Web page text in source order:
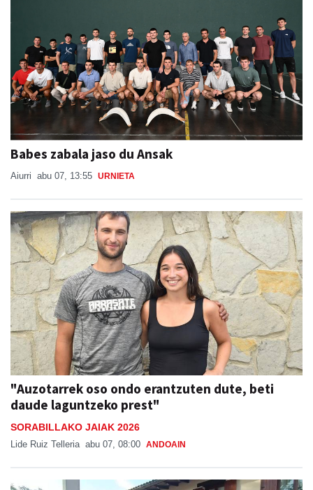
Babes zabala jaso du Ansak
Aiurri abu 07, 13:55 URNIETA
"Auzotarrek oso ondo erantzuten dute, beti
daude laguntzeko prest"
SORABILLAKO JAIAK 2026
Lide Ruiz Telleria abu 07, 08:00 ANDOAIN